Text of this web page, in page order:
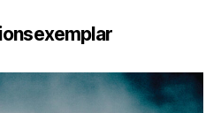
letzte
Bitte
ihre
Folgen